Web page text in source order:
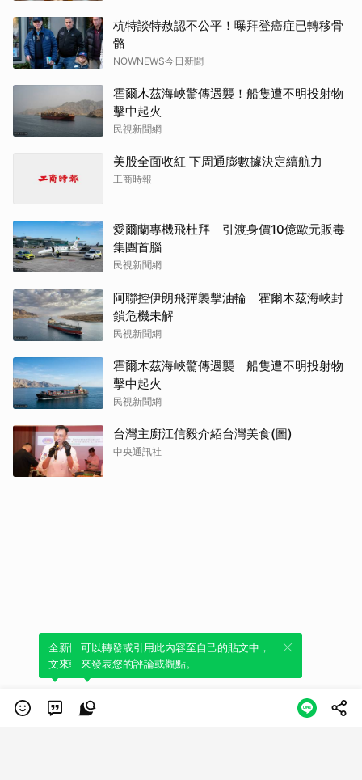
杭特談特赦認不公平！曝拜登癌症已轉移骨
骼
NOWNEWS今日新聞
霍爾木茲海峽驚傳遇襲！船隻遭不明投射物
擊中起火
民視新聞網
美股全面收紅 下周通膨數據決定續航力
工商時報
愛爾蘭專機飛杜拜 引渡身價10億歐元販毒
集團首腦
民視新聞網
阿聯控伊朗飛彈襲擊油輪 霍爾木茲海峽封
鎖危機未解
民視新聞網
霍爾木茲海峽驚傳遇襲 船隻遭不明投射物
擊中起火
民視新聞網
台灣主廚江信毅介紹台灣美食(圖)
中央通訊社
全新體驗！一鍵引用此內容，透過發布貼
文來輕鬆表達個人立場。
可以轉發或引用此內容至自己的貼文中，
來發表您的評論或觀點。